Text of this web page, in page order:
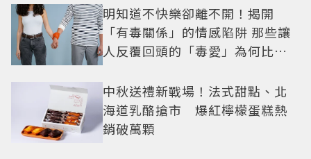
明知道不快樂卻離不開！揭開
「有毒關係」的情感陷阱 那些讓
人反覆回頭的「毒愛」為何比菸
中秋送禮新戰場！法式甜點、北
海道乳酪搶市 爆紅檸檬蛋糕熱
銷破萬顆